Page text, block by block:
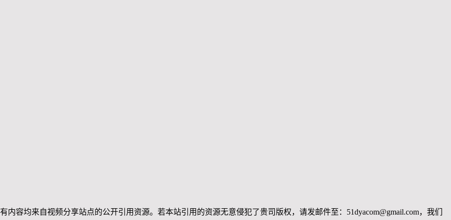
容均来自视频分享站点的公开引用资源。若本站引用的资源无意侵犯了贵司版权，请发邮件至：51dyacom@gmail.com，我们